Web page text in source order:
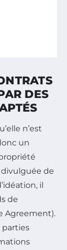
DES
n’est
un
de
il
de
Agreement).
parties